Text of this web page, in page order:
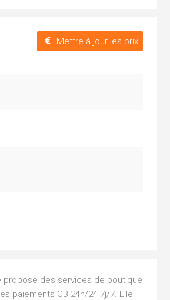
Mettre à jour les prix
propose des services de boutique
paiements CB 24h/24 7j/7. Elle